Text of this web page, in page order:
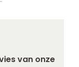
van onze